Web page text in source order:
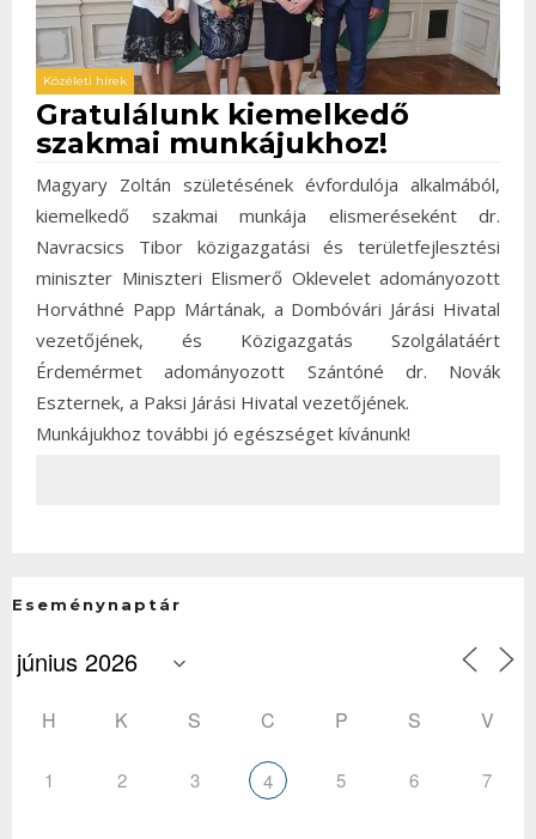
Közéleti hírek
Gratulálunk kiemelkedő
szakmai munkájukhoz!
Magyary Zoltán születésének évfordulója alkalmából,
kiemelkedő szakmai munkája elismeréseként dr.
Navracsics Tibor közigazgatási és területfejlesztési
miniszter Miniszteri Elismerő Oklevelet adományozott
Horváthné Papp Mártának, a Dombóvári Járási Hivatal
vezetőjének, és Közigazgatás Szolgálatáért
Érdemérmet adományozott Szántóné dr. Novák
Eszternek, a Paksi Járási Hivatal vezetőjének.
Munkájukhoz további jó egészséget kívánunk!
Eseménynaptár
H K S C P S V
1 2 3 4 5 6 7